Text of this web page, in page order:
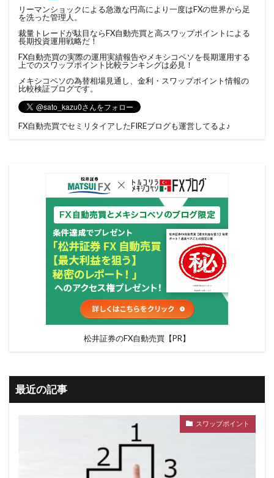
リーマンショックによる急激な円高により一度はFXの世界から足
を洗った管理人。
裁量トレードが駄目ならFX自動売買と高スワップポイントによる
長期投資運用戦略だ！
FX自動売買の実際の運用実績報告やメキシコペソを長期運用する
上でのスワップポイント比較ランキングは必見！
メキシコペソの為替相場見通し、金利・スワップポイント情報の
比較検証ブログです。
FX自動売買でセミリタイアしたFIREブログも運営してるよ♪
松井証券のFX自動売買【PR】
最近の記事
スワップポイント